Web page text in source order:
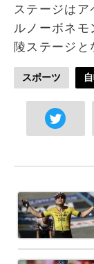
ステージは
ルノーボネ
陵ステージ
スポーツ